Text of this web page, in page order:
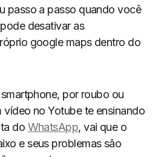
passo a passo quando você
desativar as
google maps dentro do
por roubo ou
no Yotube te ensinando
do WhatsApp, vai que o
e seus problemas são